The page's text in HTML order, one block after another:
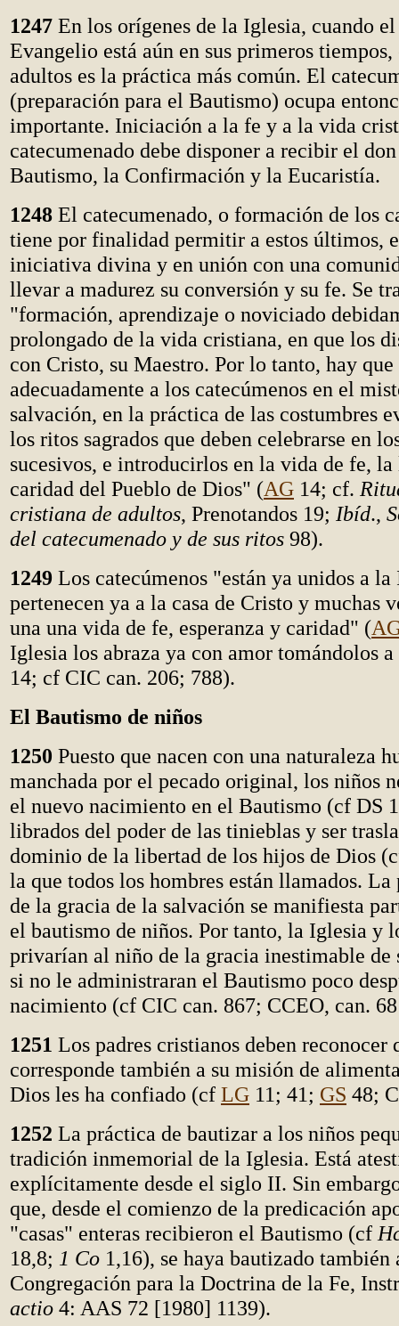
1247 En los orígenes de la Iglesia, cuando
Evangelio está aún en sus primeros
adultos es la práctica más común. El
(preparación para el Bautismo) ocupa
importante. Iniciación a la fe y a la vida
catecumenado debe disponer a recibir el
Bautismo, la Confirmación y la Eucaristía.
1248 El catecumenado, o formación de los
tiene por finalidad permitir a estos últimos,
iniciativa divina y en unión con una
llevar a madurez su conversión y su fe. Se
"formación, aprendizaje o noviciado
prolongado de la vida cristiana, en que los
con Cristo, su Maestro. Por lo tanto, hay
adecuadamente a los catecúmenos en el
salvación, en la práctica de las costumbres
los ritos sagrados que deben celebrarse en
sucesivos, e introducirlos en la vida de fe,
caridad del Pueblo de Dios" (AG 14; cf.
cristiana de adultos, Prenotandos 19; Ibíd.,
del catecumenado y de sus ritos 98).
1249 Los catecúmenos "están ya unidos a la
pertenecen ya a la casa de Cristo y muchas
una una vida de fe, esperanza y caridad" (
Iglesia los abraza ya con amor tomándolos
14; cf CIC can. 206; 788).
El Bautismo de niños
1250 Puesto que nacen con una naturaleza
manchada por el pecado original, los niños
el nuevo nacimiento en el Bautismo (cf DS
librados del poder de las tinieblas y ser
dominio de la libertad de los hijos de Dios
la que todos los hombres están llamados.
de la gracia de la salvación se manifiesta
el bautismo de niños. Por tanto, la Iglesia y
privarían al niño de la gracia inestimable de
si no le administraran el Bautismo poco
nacimiento (cf CIC can. 867; CCEO, can.
1251 Los padres cristianos deben reconocer
corresponde también a su misión de
Dios les ha confiado (cf LG 11; 41; GS 48;
1252 La práctica de bautizar a los niños
tradición inmemorial de la Iglesia. Está
explícitamente desde el siglo II. Sin
que, desde el comienzo de la predicación
"casas" enteras recibieron el Bautismo (cf
18,8; 1 Co 1,16), se haya bautizado
Congregación para la Doctrina de la Fe,
actio 4: AAS 72 [1980] 1139).